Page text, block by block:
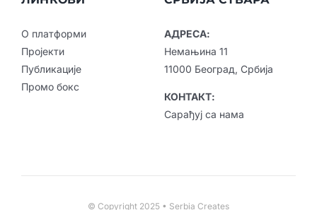
О платформи
Пројекти
Публикације
Промо бокс
АДРЕСА:
11000 Београд, Србија
Сарађуј са нама